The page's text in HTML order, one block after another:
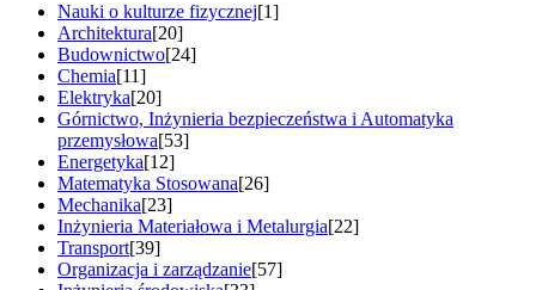
Nauki o kulturze fizycznej[1]
Architektura[20]
Budownictwo[24]
Chemia[11]
Elektryka[20]
Górnictwo, Inżynieria bezpieczeństwa i Automatyka
przemysłowa[53]
Energetyka[12]
Matematyka Stosowana[26]
Mechanika[23]
Inżynieria Materiałowa i Metalurgia[22]
Transport[39]
Organizacja i zarządzanie[57]